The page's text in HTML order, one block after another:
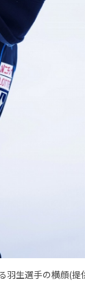
羽生選手の横顔(提